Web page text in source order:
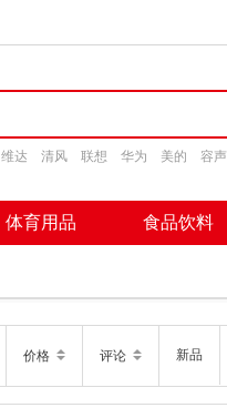
维达 清风 联想 华为 美的 容声
体育用品 食品饮料
价格 评论 新品